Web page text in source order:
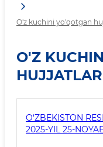
O'z kuchini yo'qotgan
O'Z
HUJJATLAR
O‘ZBEKISTON
2025-YIL 25-